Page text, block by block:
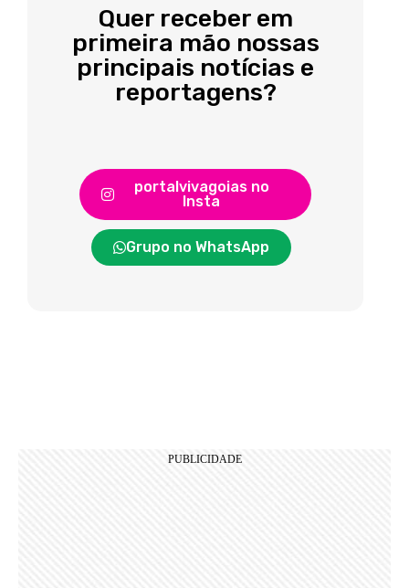
Quer receber em
primeira mão nossas
principais notícias e
reportagens?
portalvivagoias no
Insta
Grupo no WhatsApp